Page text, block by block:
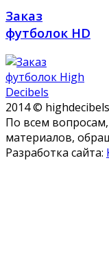
Заказ
футболок HD
2014 ©
По всем
материалов,
Разработка сайта: